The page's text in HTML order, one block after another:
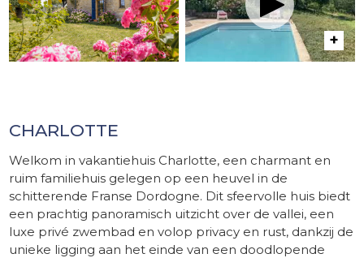
CHARLOTTE
Welkom in vakantiehuis Charlotte, een charmant en
ruim familiehuis gelegen op een heuvel in de
schitterende Franse Dordogne. Dit sfeervolle huis biedt
een prachtig panoramisch uitzicht over de vallei, een
luxe privé zwembad en volop privacy en rust, dankzij de
unieke ligging aan het einde van een doodlopende